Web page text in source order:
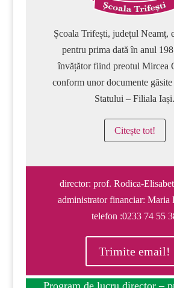
Școala Trifești, județul Neamț,
pentru prima dată în anul
învățător fiind preotul Mircea
conform unor documente
Statului – Filiala Iași.
Citește tot!
director: prof. Rodica-
administrator financiar: Maria
telefon :0233 74 55
Trimite email!
Program de lucru director –